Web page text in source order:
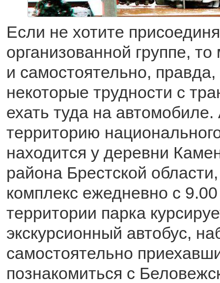
Если не хотите
организованной группе,
и самостоятельно, правда,
некоторые трудности с
ехать туда на
территорию
находится у деревни
района Брестской
комплекс ежедневно с
территории парка
экскурсионный автобус,
самостоятельно
познакомиться с